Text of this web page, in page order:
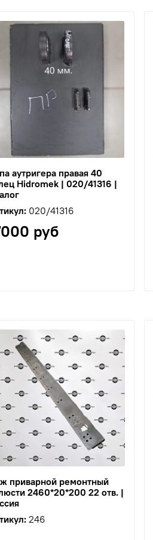
аутригера правая 40
Hidromek | 020/41316 |
020/41316
руб
приварной ремонтный
2460*20*200 22 отв. |
246